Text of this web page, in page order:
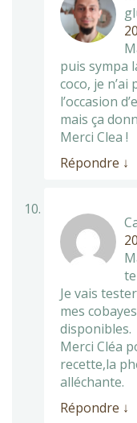
puis sympa
coco, je n’ai
l’occasion
mais ça
Merci Clea !
Répondre ↓
Je vais
mes
disponibles.
Merci Cléa
recette,la
alléchante.
Répondre ↓